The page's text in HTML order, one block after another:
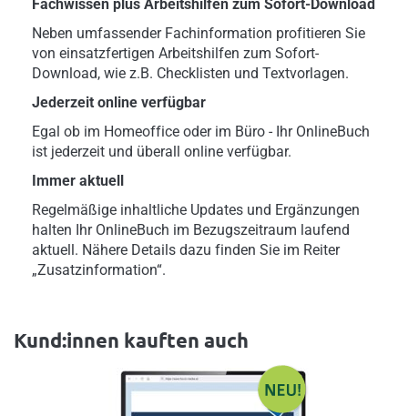
Fachwissen plus Arbeitshilfen zum Sofort-Download
Neben umfassender Fachinformation profitieren Sie
von einsatzfertigen Arbeitshilfen zum Sofort-
Download, wie z.B. Checklisten und Textvorlagen.
Jederzeit online verfügbar
Egal ob im Homeoffice oder im Büro - Ihr OnlineBuch
ist jederzeit und überall online verfügbar.
Immer aktuell
Regelmäßige inhaltliche Updates und Ergänzungen
halten Ihr OnlineBuch im Bezugszeitraum laufend
aktuell. Nähere Details dazu finden Sie im Reiter
„Zusatzinformation“.
Kund:innen kauften auch